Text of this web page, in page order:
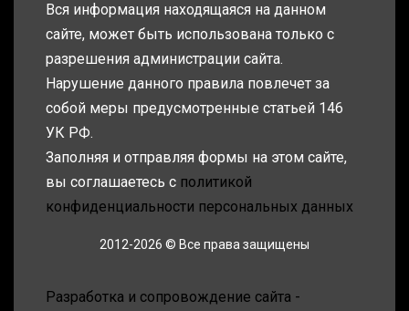
Вся информация находящаяся на данном
сайте, может быть использована только с
разрешения администрации сайта.
Нарушение данного правила повлечет за
собой меры предусмотренные статьей 146
УК РФ.
Заполняя и отправляя формы на этом сайте,
вы соглашаетесь с политикой
конфиденциальности персональных данных
2012-2026 © Все права защищены
Разработка и сопровождение сайта -